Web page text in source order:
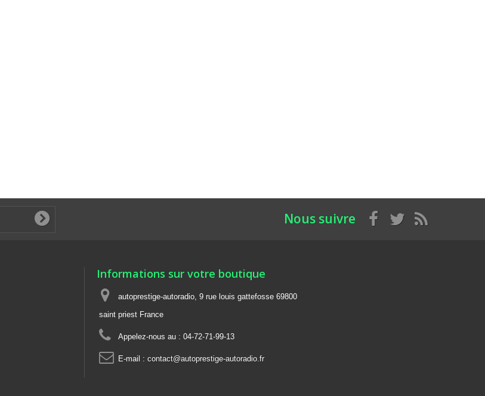
Nous suivre
Informations sur votre boutique
autoprestige-autoradio, 9 rue louis gattefosse 69800
saint priest France
Appelez-nous au : 04-72-71-99-13
E-mail : contact@autoprestige-autoradio.fr